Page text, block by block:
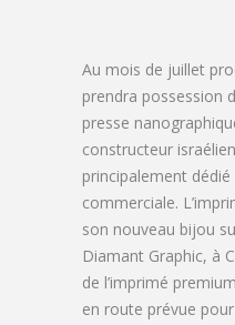
Au mois de juillet
prendra possession
presse
constructeur israélien
principalement dédié
commerciale.
son nouveau bijou
Diamant Graphic, à
de l’imprimé
en route prévue